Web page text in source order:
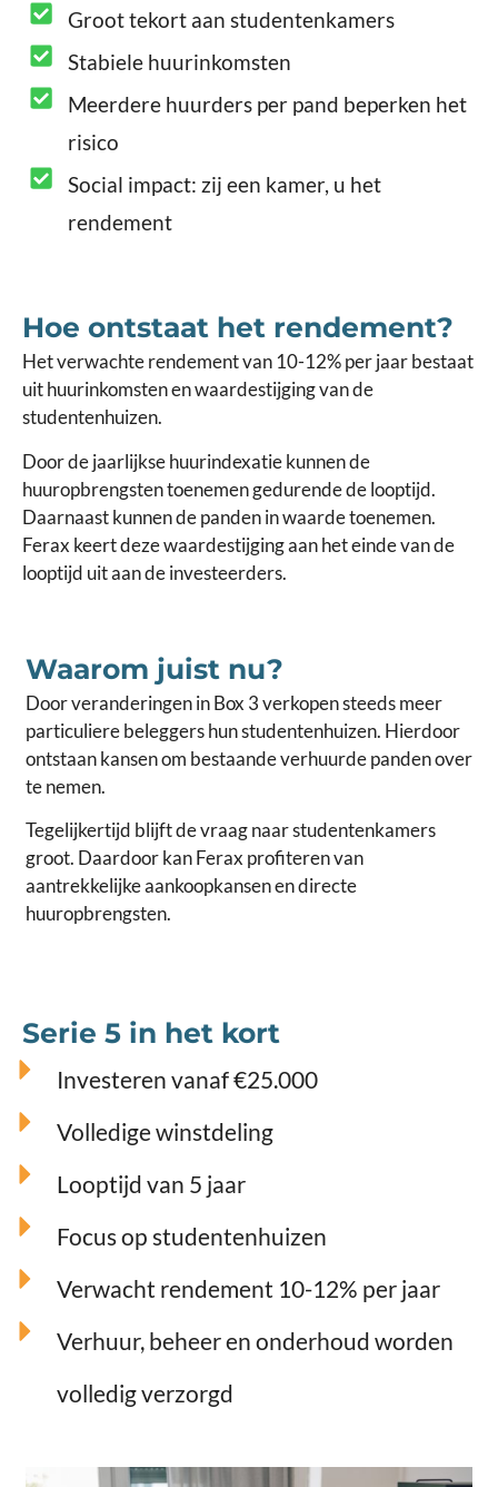
Groot tekort aan studentenkamers
Stabiele huurinkomsten
Meerdere huurders per pand beperken het
risico
Social impact: zij een kamer, u het
rendement
Hoe ontstaat het rendement?
Het verwachte rendement van 10-12% per jaar bestaat
uit huurinkomsten en waardestijging van de
studentenhuizen.
Door de jaarlijkse huurindexatie kunnen de
huuropbrengsten toenemen gedurende de looptijd.
Daarnaast kunnen de panden in waarde toenemen.
Ferax keert deze waardestijging aan het einde van de
looptijd uit aan de investeerders.
Waarom juist nu?
Door veranderingen in Box 3 verkopen steeds meer
particuliere beleggers hun studentenhuizen. Hierdoor
ontstaan kansen om bestaande verhuurde panden over
te nemen.
Tegelijkertijd blijft de vraag naar studentenkamers
groot. Daardoor kan Ferax profiteren van
aantrekkelijke aankoopkansen en directe
huuropbrengsten.
Serie 5 in het kort
Investeren vanaf €25.000
Volledige winstdeling
Looptijd van 5 jaar
Focus op studentenhuizen
Verwacht rendement 10-12% per jaar
Verhuur, beheer en onderhoud worden
volledig verzorgd